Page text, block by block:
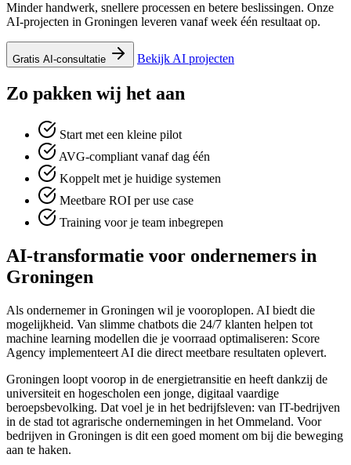
Minder handwerk, snellere processen en betere beslissingen. Onze
AI-projecten in Groningen leveren vanaf week één resultaat op.
Gratis AI-consultatie Bekijk AI projecten
Zo pakken wij het aan
Start met een kleine pilot
AVG-compliant vanaf dag één
Koppelt met je huidige systemen
Meetbare ROI per use case
Training voor je team inbegrepen
AI-transformatie voor ondernemers in
Groningen
Als ondernemer in Groningen wil je vooroplopen. AI biedt die
mogelijkheid. Van slimme chatbots die 24/7 klanten helpen tot
machine learning modellen die je voorraad optimaliseren: Score
Agency implementeert AI die direct meetbare resultaten oplevert.
Groningen loopt voorop in de energietransitie en heeft dankzij de
universiteit en hogescholen een jonge, digitaal vaardige
beroepsbevolking. Dat voel je in het bedrijfsleven: van IT-bedrijven
in de stad tot agrarische ondernemingen in het Ommeland. Voor
bedrijven in Groningen is dit een goed moment om bij die beweging
aan te haken.